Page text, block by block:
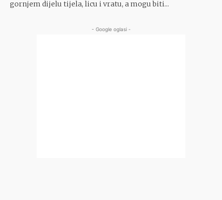
gornjem dijelu tijela, licu i vratu, a mogu biti...
- Google oglasi -